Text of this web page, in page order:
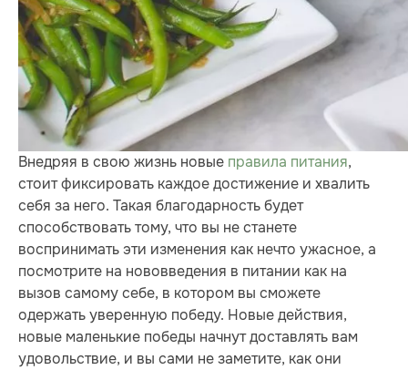
Внедряя в свою жизнь новые правила питания,
стоит фиксировать каждое достижение и хвалить
себя за него. Такая благодарность будет
способствовать тому, что вы не станете
воспринимать эти изменения как нечто ужасное, а
посмотрите на нововведения в питании как на
вызов самому себе, в котором вы сможете
одержать уверенную победу. Новые действия,
новые маленькие победы начнут доставлять вам
удовольствие, и вы сами не заметите, как они